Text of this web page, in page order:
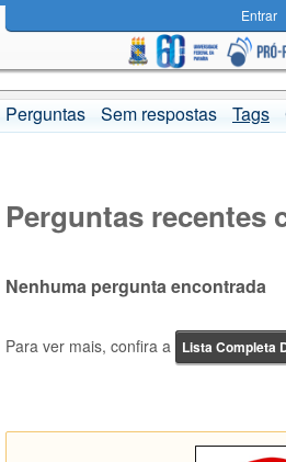
Entrar
Perguntas Sem respostas Tags
Perguntas recentes
Nenhuma pergunta encontrada
Para ver mais, confira a Lista Completa